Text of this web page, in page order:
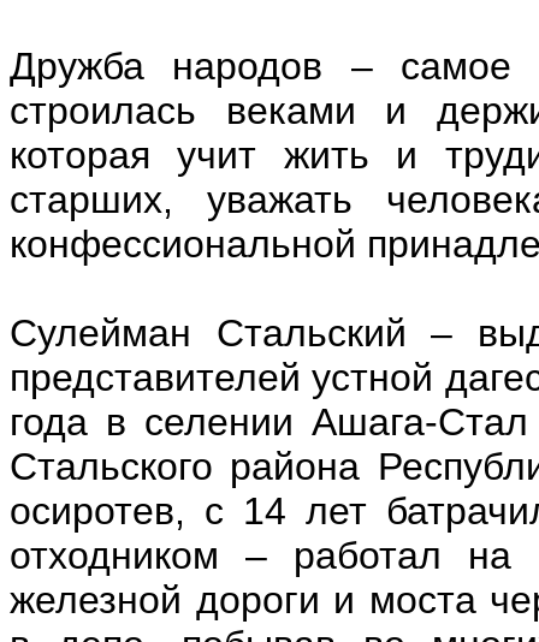
Дружба народов – самое
строилась веками и
которая учит жить и
старших, уважать
конфессиональной
Сулейман Стальский –
представителей устной
года в селении Ашага-
Стальского района
осиротев, с 14 лет
отходником – работал на
железной дороги и моста